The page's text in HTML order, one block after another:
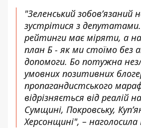
"Зеленський зобовʼязаний
зустрітися з
рейтинги має міряти, а
план Б - як ми стоїмо без
допомоги. Бо потужна
умовних позитивних
пропагандистського
відрізняється від реалій
Сумщині, Покровську,
Херсонщині", –